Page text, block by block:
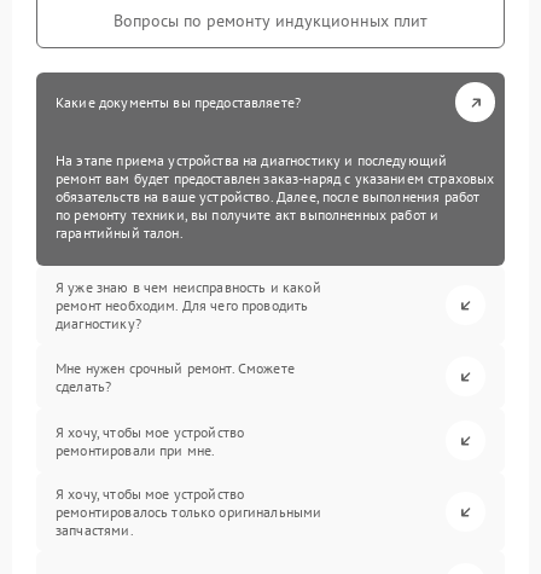
Вопросы по ремонту индукционных плит
Какие документы вы предоставляете?
На этапе приема устройства на диагностику и последующий
ремонт вам будет предоставлен заказ-наряд с указанием страховых
обязательств на ваше устройство. Далее, после выполнения работ
по ремонту техники, вы получите акт выполненных работ и
гарантийный талон.
Я уже знаю в чем неисправность и какой
ремонт необходим. Для чего проводить
диагностику?
Мне нужен срочный ремонт. Сможете
сделать?
Я хочу, чтобы мое устройство
ремонтировали при мне.
Я хочу, чтобы мое устройство
ремонтировалось только оригинальными
запчастями.